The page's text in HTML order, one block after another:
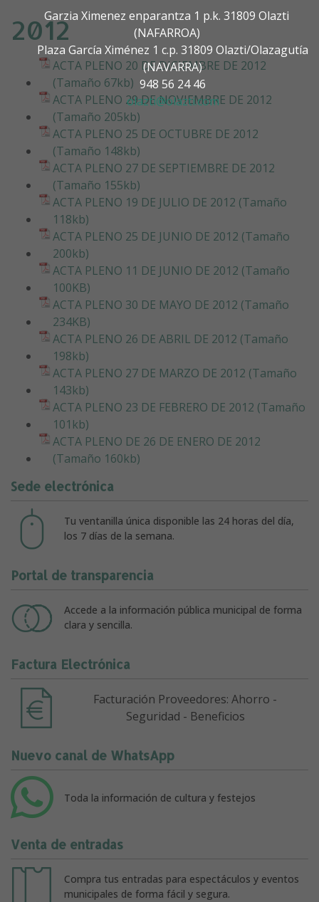
Garzia Ximenez enparantza 1 p.k. 31809 Olazti
(NAFARROA)
Plaza García Ximénez 1 c.p. 31809 Olazti/Olazagutía
(NAVARRA)
948 56 24 46
olazti@olazti.com
2012
ACTA PLENO 20 DE DICIEMBRE DE 2012
(Tamaño 67kb)
ACTA PLENO 29 DE NOVIEMBRE DE 2012
(Tamaño 205kb)
ACTA PLENO 25 DE OCTUBRE DE 2012
(Tamaño 148kb)
ACTA PLENO 27 DE SEPTIEMBRE DE 2012
(Tamaño 155kb)
ACTA PLENO 19 DE JULIO DE 2012 (Tamaño
118kb)
ACTA PLENO 25 DE JUNIO DE 2012 (Tamaño
200kb)
ACTA PLENO 11 DE JUNIO DE 2012 (Tamaño
100KB)
ACTA PLENO 30 DE MAYO DE 2012 (Tamaño
234KB)
ACTA PLENO 26 DE ABRIL DE 2012 (Tamaño
198kb)
ACTA PLENO 27 DE MARZO DE 2012 (Tamaño
143kb)
ACTA PLENO 23 DE FEBRERO DE 2012 (Tamaño
101kb)
ACTA PLENO DE 26 DE ENERO DE 2012
(Tamaño 160kb)
Sede electrónica
Tu ventanilla única disponible las 24 horas del día,
los 7 días de la semana.
Portal de transparencia
Accede a la información pública municipal de forma
clara y sencilla.
Factura Electrónica
Facturación Proveedores: Ahorro -
Seguridad - Beneficios
Nuevo canal de WhatsApp
Toda la información de cultura y festejos
Venta de entradas
Compra tus entradas para espectáculos y eventos
municipales de forma fácil y segura.